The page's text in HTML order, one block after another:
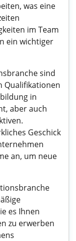
was eine
im Team
ein wichtiger
sind
Qualifikationen
in
aber auch
Geschick
an, um neue
es Ihnen
zu erwerben